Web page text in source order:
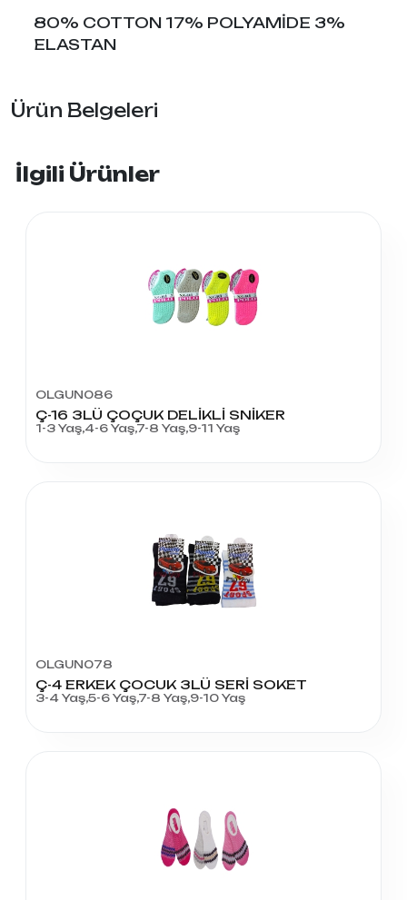
80% COTTON 17% POLYAMİDE 3%
ELASTAN
Ürün Belgeleri
İlgili Ürünler
OLGUN086
Ç-16 3LÜ ÇOÇUK DELİKLİ SNİKER
1-3 Yaş,4-6 Yaş,7-8 Yaş,9-11 Yaş
OLGUN078
Ç-4 ERKEK ÇOCUK 3LÜ SERİ SOKET
3-4 Yaş,5-6 Yaş,7-8 Yaş,9-10 Yaş